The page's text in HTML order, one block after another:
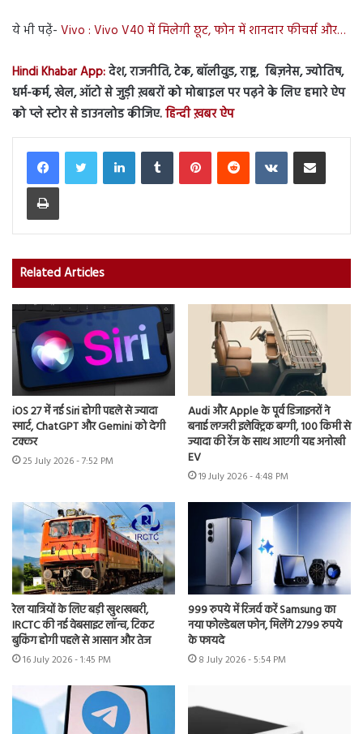
ये भी पढे़ं- Vivo : Vivo V40 में मिलेगी छूट, फोन में शानदार फीचर्स और…
Hindi Khabar App:देश, राजनीति, टेक, बॉलीवुड, राष्ट्र, बिज़नेस, ज्योतिष,
धर्म-कर्म, खेल, ऑटो से जुड़ी ख़बरों को मोबाइल पर पढ़ने के लिए हमारे ऐप
को प्ले स्टोर से डाउनलोड कीजिए.हिन्दी ख़बर ऐप
LinkedInTumblr PinterestReddit VKontakteShare via Email
Print
Related Articles
iOS 27 में नई Siri होगी पहले से ज्यादा
स्मार्ट, ChatGPT और Gemini को देगी
टक्कर
25 July 2026 - 7:52 PM
Audi और Apple के पूर्व डिजाइनरों ने
बनाई लग्जरी इलेक्ट्रिक बग्गी, 100 किमी से
ज्यादा की रेंज के साथ आएगी यह अनोखी
EV
19 July 2026 - 4:48 PM
रेल यात्रियों के लिए बड़ी खुशखबरी,
IRCTC की नई वेबसाइट लॉन्च, टिकट
बुकिंग होगी पहले से आसान और तेज
16 July 2026 - 1:45 PM
999 रुपये में रिजर्व करें Samsung का
नया फोल्डेबल फोन, मिलेंगे 2799 रुपये
के फायदे
8 July 2026 - 5:54 PM